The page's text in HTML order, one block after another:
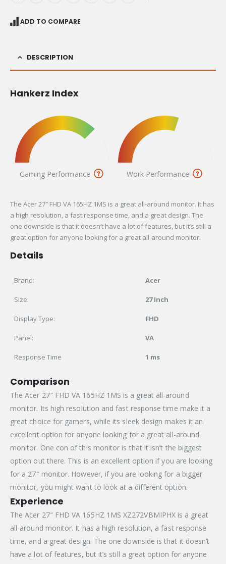
ADD TO COMPARE
DESCRIPTION
Hankerz Index
Gaming Performance Work Performance
The Acer 27″ FHD VA 165HZ 1MS is a great all-around monitor. It has
a high resolution, a fast response time, and a great design. The
one downside is that it doesn’t have a lot of features, but it’s still a
great option for anyone looking for a great all-around monitor.
Details
Brand: Acer
Size: 27 Inch
Display Type: FHD
Panel: VA
Response Time 1 ms
Comparison
The Acer 27″ FHD VA 165HZ 1MS is a great all-around
monitor. Its high resolution and fast response time make it a
great choice for gamers, while its sleek design makes it an
excellent option for anyone looking for a great all-around
monitor. One con of this monitor is that it isn’t the biggest
option out there. This is an excellent option if you are looking
for a 27″ monitor. However, if you are looking for a bigger
monitor, you might want to look at a different option.
Experience
The Acer 27″ FHD VA 165HZ 1MS XZ272VBMIPHX is a great
all-around monitor. It has a high resolution, a fast response
time, and a great design. The one downside is that it doesn’t
have a lot of features, but it’s still a great option for anyone